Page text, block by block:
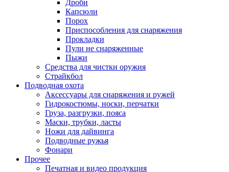
Дроби
Капсюли
Порох
Приспособления для снаряжения
Прокладки
Пули не снаряженные
Пыжи
Средства для чистки оружия
Страйкбол
Подводная охота
Аксессуары для снаряжения и ружей
Гидрокостюмы, носки, перчатки
Груза, разгрузки, пояса
Маски, трубки, ласты
Ножи для дайвинга
Подводные ружья
Фонари
Прочее
Печатная и видео продукция